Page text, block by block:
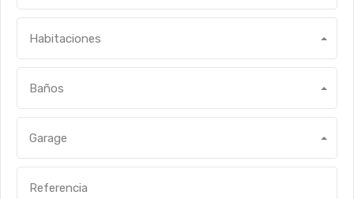
Habitaciones
Baños
Garage